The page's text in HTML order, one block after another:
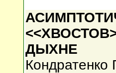
ДЫХНЕ
Кондратенко